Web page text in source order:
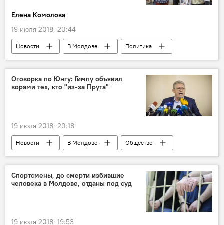
Елена Комолова
19 июля 2018, 20:44
Новости В Молдове
Политика
Республика Молдова
Майя Санду
Андрей Нэстасе
протест
PAS-DA
митинг
Парламентские выборы
Оговорка по Юнгу: Гимпу объявил
ворами тех, кто "из-за Прута"
19 июля 2018, 20:18
Новости В Молдове
Общество
Политика
Республика Молдова
Спортсмены, до смерти избившие
человека в Молдове, отданы под суд
19 июля 2018, 19:53